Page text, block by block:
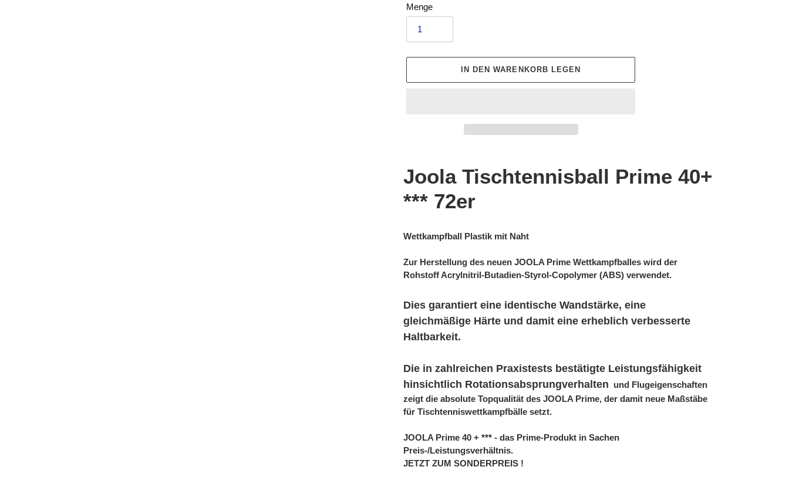
Menge
IN DEN WARENKORB LEGEN
zum
hinzugefügt
Joola Tischtennisball Prime 40+
*** 72er
Wettkampfball Plastik mit Naht
Zur Herstellung des neuen JOOLA Prime Wettkampfballes wird der
Rohstoff Acrylnitril-Butadien-Styrol-Copolymer (ABS) verwendet.
Dies garantiert eine identische Wandstärke, eine
gleichmäßige Härte und damit eine erheblich verbesserte
Haltbarkeit.
Die in zahlreichen Praxistests bestätigte Leistungsfähigkeit
hinsichtlich Rotationsabsprungverhalten und Flugeigenschaften
zeigt die absolute Topqualität des JOOLA Prime, der damit neue Maßstäbe
für Tischtenniswettkampfbälle setzt.
JOOLA Prime 40 + *** - das Prime-Produkt in Sachen
Preis-/Leistungsverhältnis.
JETZT ZUM SONDERPREIS !